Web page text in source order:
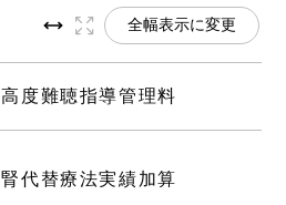
全幅表示に変更
高度難聴指導管理料
腎代替療法実績加算